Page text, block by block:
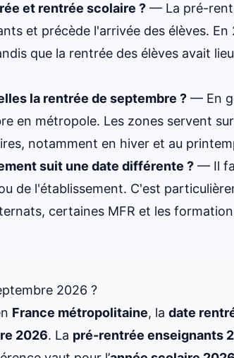
et rentrée scolaire ? — La pré-
et précède l'arrivée des élèves. En
que la rentrée des élèves avait
la rentrée de septembre ? — En
en métropole. Les zones servent
notamment en hiver et au
suit une date différente ? — Il
de l'établissement. C'est
certaines MFR et les
2026 ?
France métropolitaine, la date
2026. La pré-rentrée enseignants